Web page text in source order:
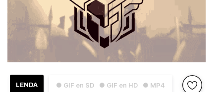
● GIF en SD ● GIF en HD ● MP4
LENDA